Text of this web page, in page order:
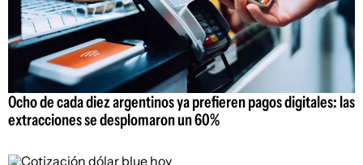
Ocho de cada diez argentinos ya prefieren pagos digitales: las
extracciones se desplomaron un 60%